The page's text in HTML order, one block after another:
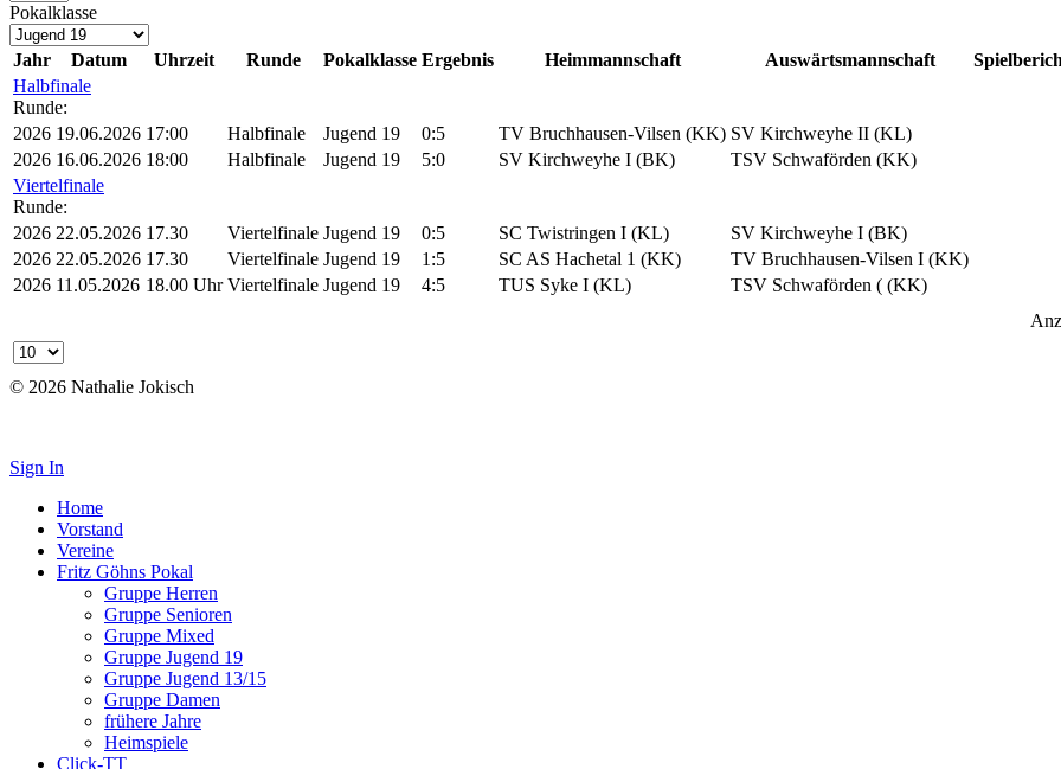
Pokalklasse
Jahr Datum Uhrzeit Runde Pokalklasse Ergebnis Heimmannschaft Auswärtsmannschaft
Halbfinale
Runde:
2026 19.06.2026 17:00 Halbfinale Jugend 19 0:5 TV Bruchhausen-Vilsen (KK) SV Kirchweyhe II (KL)
2026 16.06.2026 18:00 Halbfinale Jugend 19 5:0 SV Kirchweyhe I (BK) TSV Schwaförden (KK)
Viertelfinale
Runde:
2026 22.05.2026 17.30 Viertelfinale Jugend 19 0:5 SC Twistringen I (KL) SV Kirchweyhe I (BK)
2026 22.05.2026 17.30 Viertelfinale Jugend 19 1:5 SC AS Hachetal 1 (KK) TV Bruchhausen-Vilsen I (KK)
2026 11.05.2026 18.00 Uhr Viertelfinale Jugend 19 4:5 TUS Syke I (KL) TSV Schwaförden ( (KK)
© 2026 Nathalie Jokisch
Sign In
Home
Vorstand
Vereine
Fritz Göhns Pokal
Gruppe Herren
Gruppe Senioren
Gruppe Mixed
Gruppe Jugend 19
Gruppe Jugend 13/15
Gruppe Damen
frühere Jahre
Heimspiele
Click-TT